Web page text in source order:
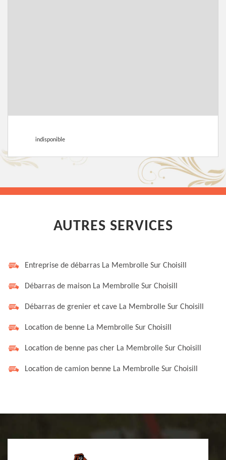
indisponible
AUTRES SERVICES
Entreprise de débarras La Membrolle Sur Choisill
Débarras de maison La Membrolle Sur Choisill
Débarras de grenier et cave La Membrolle Sur Choisill
Location de benne La Membrolle Sur Choisill
Location de benne pas cher La Membrolle Sur Choisill
Location de camion benne La Membrolle Sur Choisill